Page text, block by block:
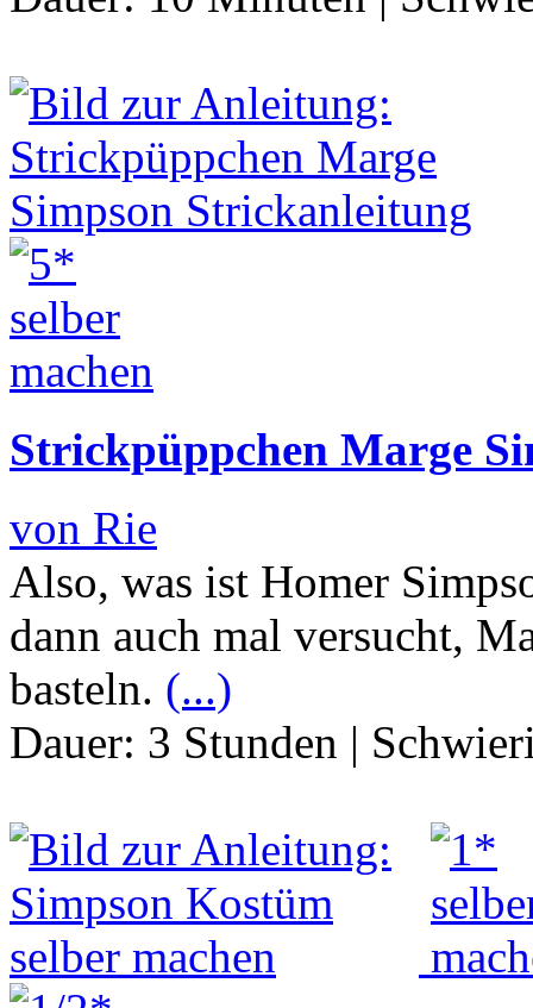
Strickpüppchen Marge
von Rie
Also, was ist Homer
dann auch mal versucht,
basteln. (...)
Dauer: 3 Stunden |